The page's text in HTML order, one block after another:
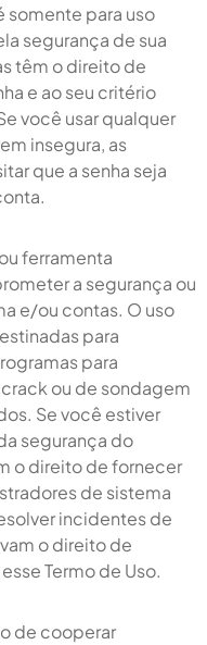
somente para uso
segurança de sua
têm o direito de
e ao seu critério
você usar qualquer
insegura, as
que a senha seja
ferramenta
a segurança ou
e/ou contas. O uso
para
para
ou de sondagem
Se você estiver
segurança do
o direito de fornecer
de sistema
incidentes de
o direito de
Termo de Uso.
de cooperar